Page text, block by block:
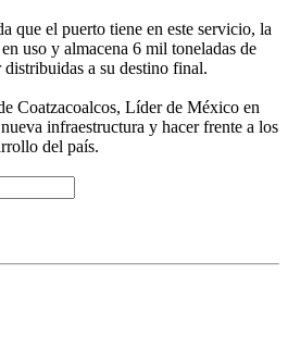
que el puerto tiene en este servicio, la
uso y almacena 6 mil toneladas de
distribuidas a su destino final.
Coatzacoalcos, Líder de México en
infraestructura y hacer frente a los
del país.